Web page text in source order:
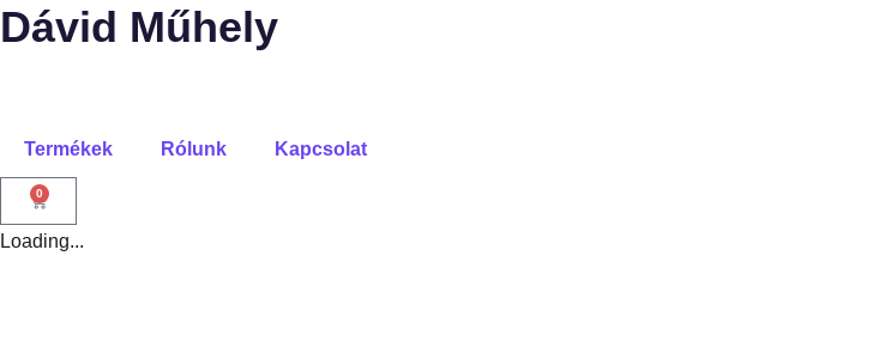
Dávid Műhely
Termékek Rólunk Kapcsolat
0
Loading...